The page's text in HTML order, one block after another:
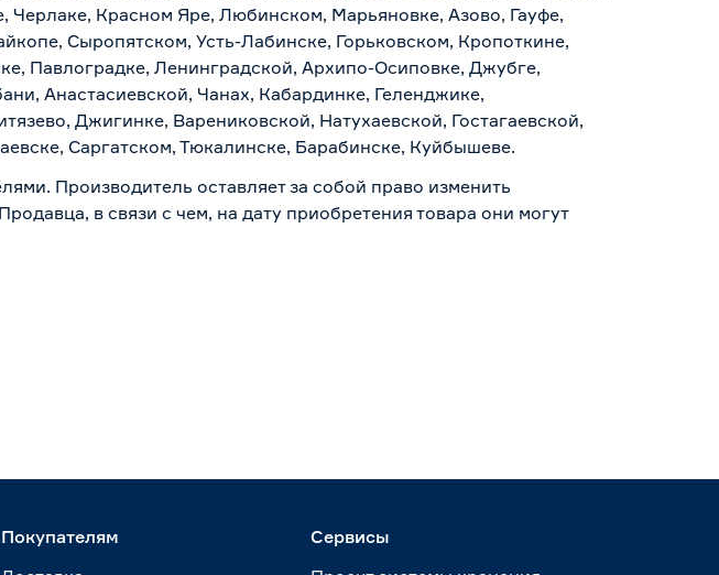
Черлаке, Красном Яре, Любинском, Марьяновке, Азово, Гауфе,
Сыропятском, Усть-Лабинске, Горьковском, Кропоткине,
Павлоградке, Ленинградской, Архипо-Осиповке, Джубге,
Анастасиевской, Чанах, Кабардинке, Геленджике,
Джигинке, Варениковской, Натухаевской, Гостагаевской,
Саргатском, Тюкалинске, Барабинске, Куйбышеве.
Производитель оставляет за собой право изменить
в связи с чем, на дату приобретения товара они могут
Покупателям
Сервисы